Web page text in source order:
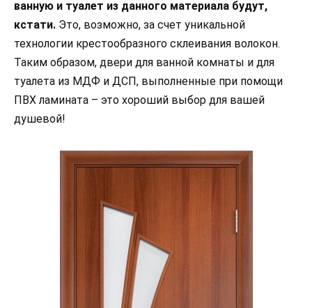
ванную и туалет из данного материала будут,
кстати. Это, возможно, за счет уникальной
технологии крестообразного склеивания волокон.
Таким образом, двери для ванной комнаты и для
туалета из МДФ и ДСП, выполненные при помощи
ПВХ ламината – это хороший выбор для вашей
душевой!